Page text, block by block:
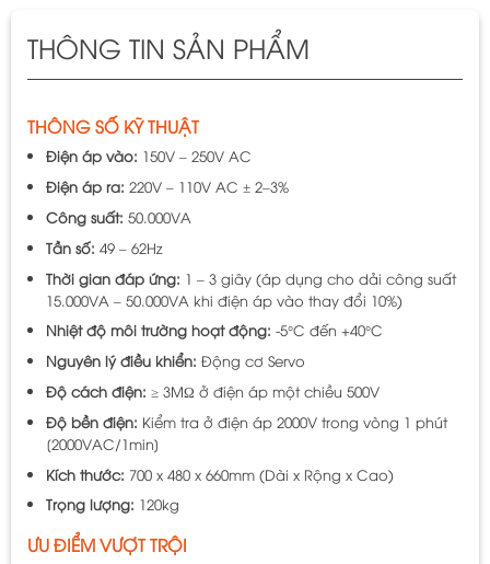
THÔNG TIN SẢN PHẨM
THÔNG SỐ KỸ THUẬT
Điện áp vào: 150V – 250V AC
Điện áp ra: 220V – 110V AC ± 2–3%
Công suất: 50.000VA
Tần số: 49 – 62Hz
Thời gian đáp ứng: 1 – 3 giây (áp dụng cho dải công suất
15.000VA – 50.000VA khi điện áp vào thay đổi 10%)
Nhiệt độ môi trường hoạt động: -5°C đến +40°C
Nguyên lý điều khiển: Động cơ Servo
Độ cách điện: ≥ 3MΩ ở điện áp một chiều 500V
Độ bền điện: Kiểm tra ở điện áp 2000V trong vòng 1 phút
[2000VAC/1min]
Kích thước: 700 x 480 x 660mm (Dài x Rộng x Cao)
Trọng lượng: 120kg
ƯU ĐIỂM VƯỢT TRỘI